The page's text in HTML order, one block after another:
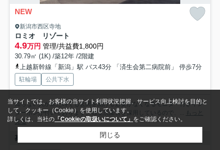
NEW
新潟市西区寺地
ロミオ リゾート
4.9万円 管理/共益費1,800円
30.79㎡ (1K) /築12年 /2階建
上越新幹線「新潟」駅 バス43分 「済生会第二病院前」 停歩7分
駐輪場 公共下水
知らない人が来た時でも玄関を開ける必要がなくなるモニター付きイン
ターホンが付いております。独立洗面台を採用しているので、...
もっと
見る
募集中の部屋
当サイトでは、お客様の当サイト利用状況把握、サービス向上検討を目的と
して、クッキー（Cookie）を使用しています。
詳しくは、当社の 「Cookieの取扱いについて」 をご確認ください。
閉じる